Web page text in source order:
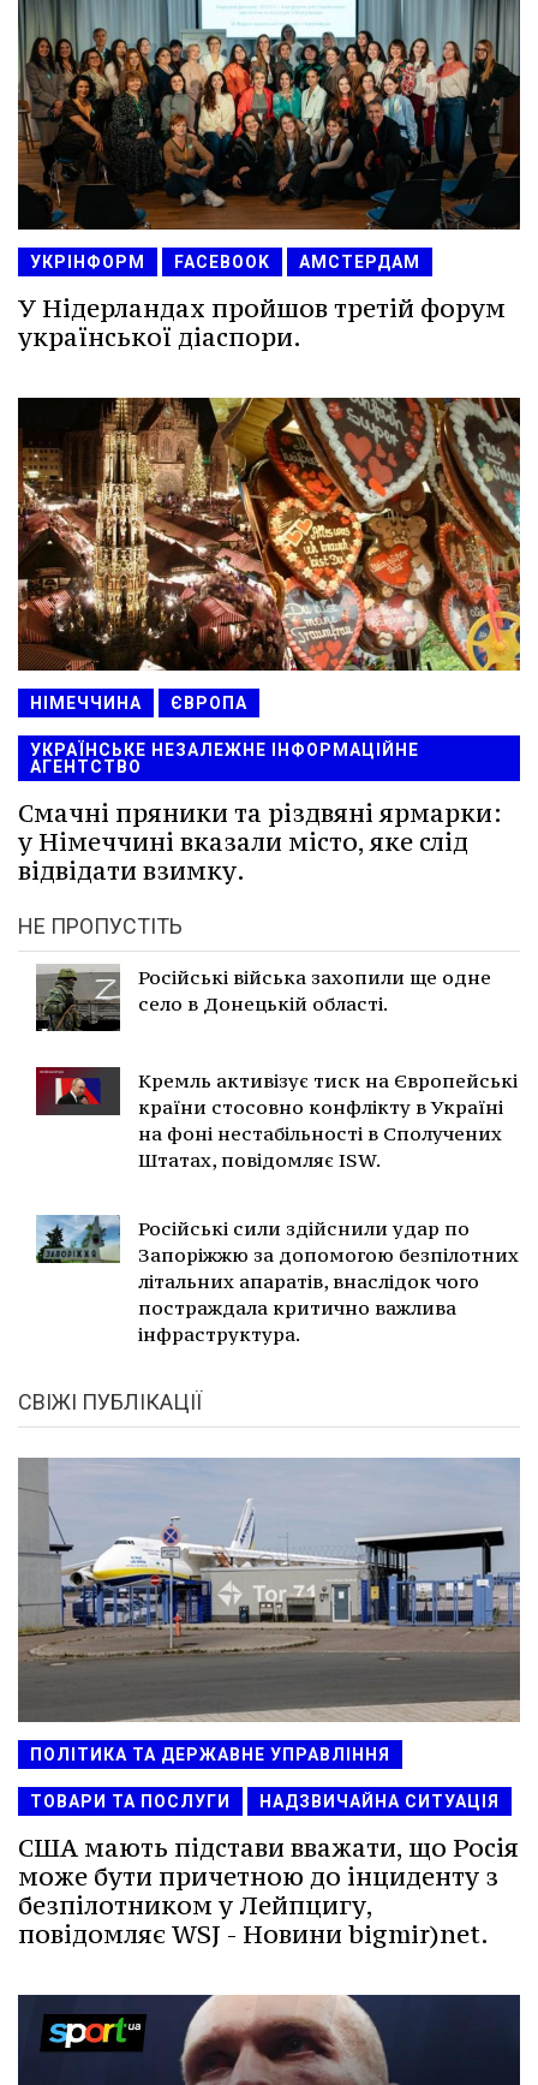
УКРІНФОРМ FACEBOOK АМСТЕРДАМ
У Нідерландах пройшов третій форум
української діаспори.
НІМЕЧЧИНА ЄВРОПА
УКРАЇНСЬКЕ НЕЗАЛЕЖНЕ ІНФОРМАЦІЙНЕ
АГЕНТСТВО
Смачні пряники та різдвяні ярмарки:
у Німеччині вказали місто, яке слід
відвідати взимку.
НЕ ПРОПУСТІТЬ
Російські війська захопили ще одне
село в Донецькій області.
Кремль активізує тиск на Європейські
країни стосовно конфлікту в Україні
на фоні нестабільності в Сполучених
Штатах, повідомляє ISW.
Російські сили здійснили удар по
Запоріжжю за допомогою безпілотних
літальних апаратів, внаслідок чого
постраждала критично важлива
інфраструктура.
СВІЖІ ПУБЛІКАЦІЇ
ПОЛІТИКА ТА ДЕРЖАВНЕ УПРАВЛІННЯ
ТОВАРИ ТА ПОСЛУГИ НАДЗВИЧАЙНА СИТУАЦІЯ
США мають підстави вважати, що Росія
може бути причетною до інциденту з
безпілотником у Лейпцигу,
повідомляє WSJ - Новини bigmir)net.